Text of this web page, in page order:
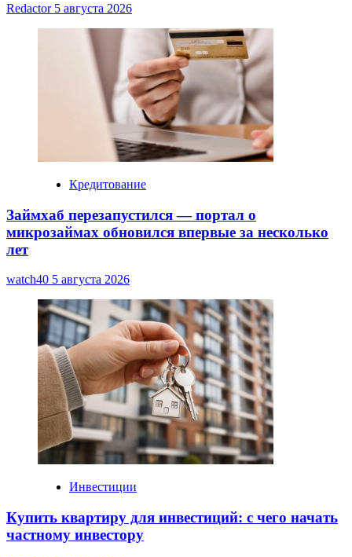
Redactor 5 августа 2026
Кредитование
Займхаб перезапустился — портал о
микрозаймах обновился впервые за несколько
лет
watch40 5 августа 2026
Инвестиции
Купить квартиру для инвестиций: с чего начать
частному инвестору